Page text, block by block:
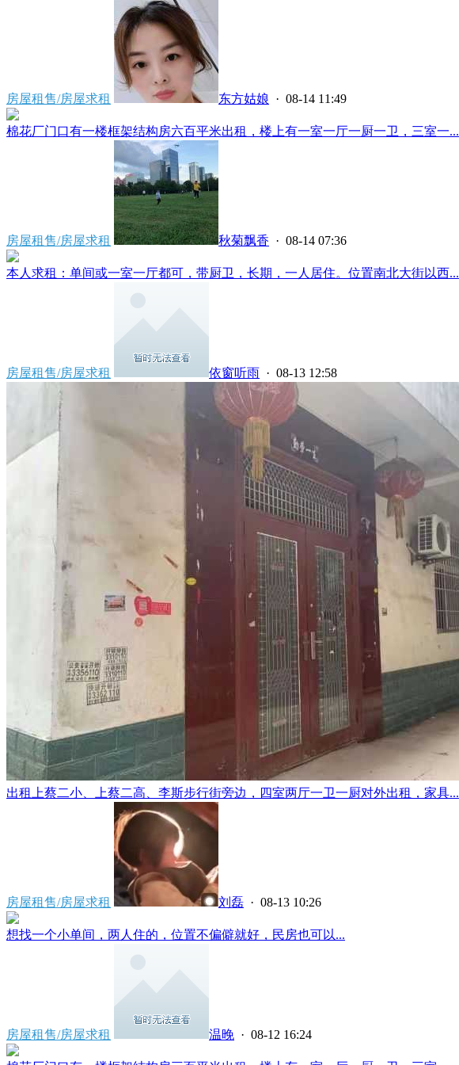
房屋租售/房屋求租 东方姑娘 · 08-14 11:49
棉花厂门口有一楼框架结构房六百平米出租，楼上有一室一厅一厨一卫，三室一...
房屋租售/房屋求租 秋菊飘香 · 08-14 07:36
本人求租：单间或一室一厅都可，带厨卫，长期，一人居住。位置南北大街以西...
房屋租售/房屋求租 依窗听雨 · 08-13 12:58
出租上蔡二小、上蔡二高、李斯步行街旁边，四室两厅一卫一厨对外出租，家具...
房屋租售/房屋求租 刘磊 · 08-13 10:26
想找一个小单间，两人住的，位置不偏僻就好，民房也可以...
房屋租售/房屋求租 温晚 · 08-12 16:24